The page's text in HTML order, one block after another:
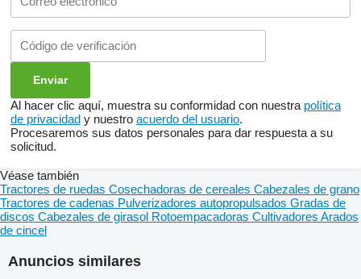
Al hacer clic aquí, muestra su conformidad con nuestra política
de privacidad y nuestro acuerdo del usuario.
Procesaremos sus datos personales para dar respuesta a su
solicitud.
Anuncios similares
Véase también
Tractores de ruedas Cosechadoras de cereales Cabezales de grano
Tractores de cadenas Pulverizadores autopropulsados Gradas de
discos Cabezales de girasol Rotoempacadoras Cultivadores Arados
de cincel